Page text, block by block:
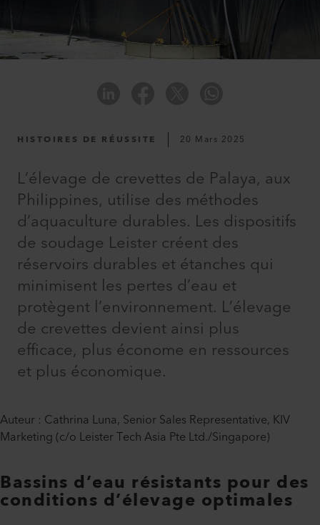
HISTOIRES DE RÉUSSITE 20 Mars 2025
L’élevage de crevettes de Palaya, aux
Philippines, utilise des méthodes
d’aquaculture durables. Les dispositifs
de soudage Leister créent des
réservoirs durables et étanches qui
minimisent les pertes d’eau et
protègent l’environnement. L’élevage
de crevettes devient ainsi plus
efficace, plus économe en ressources
et plus économique.
Auteur : Cathrina Luna, Senior Sales Representative, KIV
Marketing (c/o Leister Tech Asia Pte Ltd./Singapore)
Bassins d’eau résistants pour des
conditions d’élevage optimales